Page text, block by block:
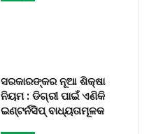
ସରକାରଙ୍କର ନୂଆ ଶିକ୍ଷା
ନିୟମ : ଡିଗ୍ରୀ ପାଇଁ ଏଣିକି
ଇଣ୍ଟର୍ନସିପ୍ ବାଧ୍ୟତାମୂଳକ